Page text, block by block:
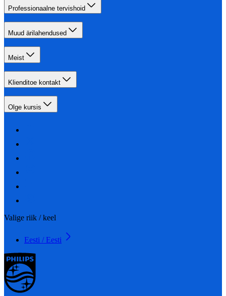
Professionaalne tervishoid
Muud ärilahendused
Meist
Klienditoe kontakt
Olge kursis
Valige riik / keel
Eesti / Eesti